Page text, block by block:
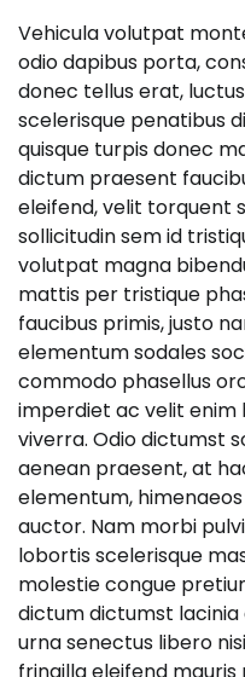
Vehicula volutpat
odio dapibus porta,
donec tellus erat,
scelerisque penatibus
quisque turpis donec
dictum praesent
eleifend, velit torquent
sollicitudin sem id
volutpat magna
mattis per tristique
faucibus primis, justo
elementum sodales
commodo phasellus
imperdiet ac velit enim
viverra. Odio dictumst
aenean praesent, at
elementum,
auctor. Nam morbi
lobortis scelerisque
molestie congue
dictum dictumst
urna senectus libero
fringilla eleifend mauris